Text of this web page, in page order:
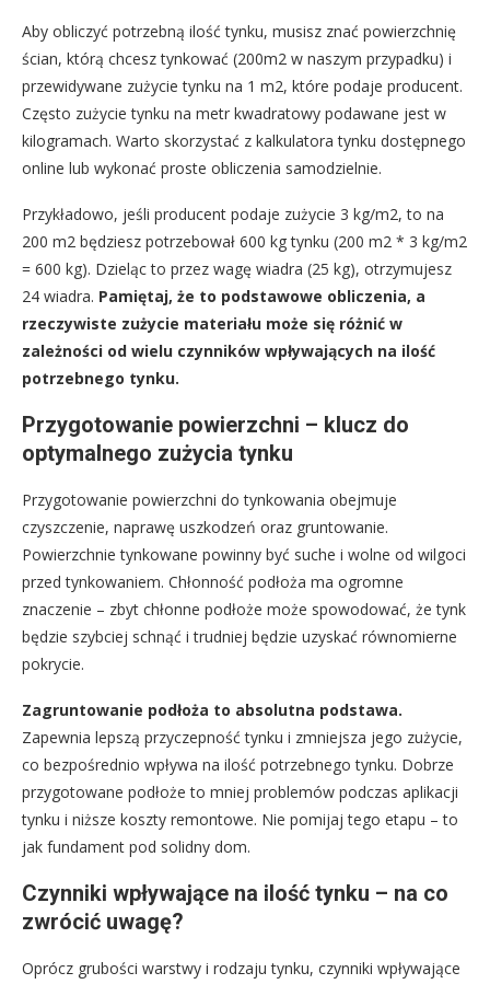
Aby obliczyć potrzebną ilość tynku, musisz znać powierzchnię
ścian, którą chcesz tynkować (200m2 w naszym przypadku) i
przewidywane zużycie tynku na 1 m2, które podaje producent.
Często zużycie tynku na metr kwadratowy podawane jest w
kilogramach. Warto skorzystać z kalkulatora tynku dostępnego
online lub wykonać proste obliczenia samodzielnie.
Przykładowo, jeśli producent podaje zużycie 3 kg/m2, to na
200 m2 będziesz potrzebował 600 kg tynku (200 m2 * 3 kg/m2
= 600 kg). Dzieląc to przez wagę wiadra (25 kg), otrzymujesz
24 wiadra. Pamiętaj, że to podstawowe obliczenia, a
rzeczywiste zużycie materiału może się różnić w
zależności od wielu czynników wpływających na ilość
potrzebnego tynku.
Przygotowanie powierzchni – klucz do
optymalnego zużycia tynku
Przygotowanie powierzchni do tynkowania obejmuje
czyszczenie, naprawę uszkodzeń oraz gruntowanie.
Powierzchnie tynkowane powinny być suche i wolne od wilgoci
przed tynkowaniem. Chłonność podłoża ma ogromne
znaczenie – zbyt chłonne podłoże może spowodować, że tynk
będzie szybciej schnąć i trudniej będzie uzyskać równomierne
pokrycie.
Zagruntowanie podłoża to absolutna podstawa.
Zapewnia lepszą przyczepność tynku i zmniejsza jego zużycie,
co bezpośrednio wpływa na ilość potrzebnego tynku. Dobrze
przygotowane podłoże to mniej problemów podczas aplikacji
tynku i niższe koszty remontowe. Nie pomijaj tego etapu – to
jak fundament pod solidny dom.
Czynniki wpływające na ilość tynku – na co
zwrócić uwagę?
Oprócz grubości warstwy i rodzaju tynku, czynniki wpływające